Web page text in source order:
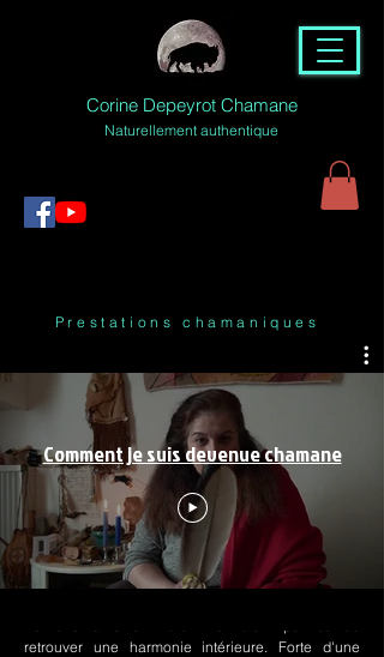
Corine Depeyrot Chamane
Naturellement authentique
Prestations chamaniques
Comment je suis devenue chamane
retrouver une harmonie intérieure. Forte d'une